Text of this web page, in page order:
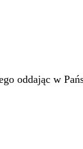
oddając w